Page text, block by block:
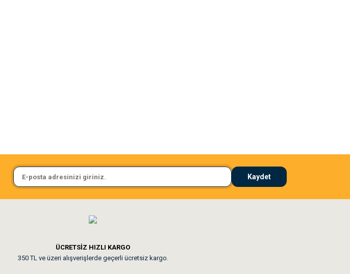
Sa**** On******
Pamuk için aradığım tüm oyuncaklar mevcut
Kaydet
ÜCRETSİZ HIZLI KARGO
350 TL ve üzeri alışverişlerde geçerli ücretsiz kargo.